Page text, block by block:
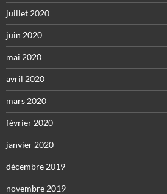
juillet 2020
juin 2020
mai 2020
avril 2020
mars 2020
février 2020
janvier 2020
décembre 2019
novembre 2019